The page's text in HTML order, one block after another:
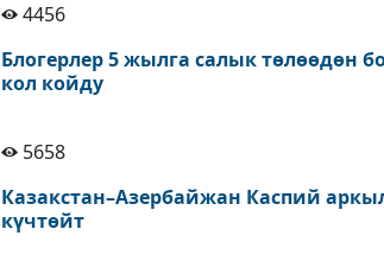
4456
Блогерлер 5 жылга салык төлөөдөн
кол койду
5658
Казакстан–Азербайжан Каспий
күчтөйт